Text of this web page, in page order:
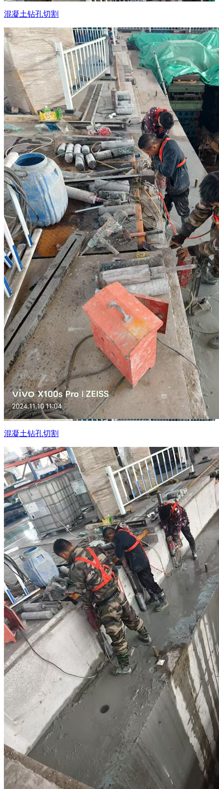
混凝土钻孔切割
混凝土钻孔切割